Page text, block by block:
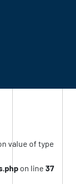
value of type
on line 37